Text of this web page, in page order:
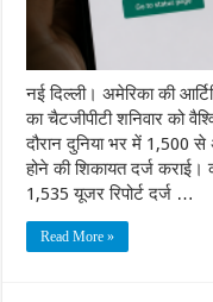
नई दिल्ली। अमेरिका की
का चैटजीपीटी शनिवार को
दौरान दुनिया भर में 1,500 से
होने की शिकायत दर्ज
1,535 यूजर रिपोर्ट दर्ज …
Read More »